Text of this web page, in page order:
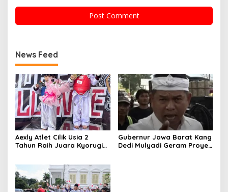
News Feed
Aexly Atlet Cilik Usia 2
Tahun Raih Juara Kyorugi
Gubernur Jawa Barat Kang
Dedi Mulyadi Geram Proyek